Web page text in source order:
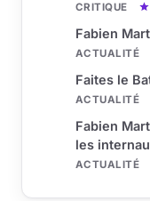
CRITIQUE
Fabien
ACTUALITÉ
Faites le
ACTUALITÉ
Fabien
les
ACTUALITÉ